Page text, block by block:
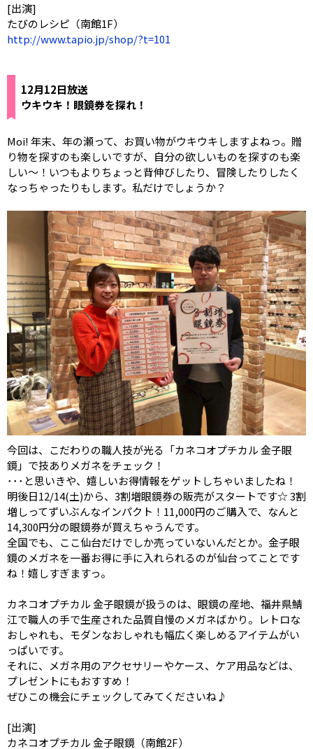
[出演]
たびのレシピ（南館1F）
http://www.tapio.jp/shop/?t=101
12月12日放送
ウキウキ！眼鏡券を探れ！
Moi! 年末、年の瀬って、お買い物がウキウキしますよねっ。贈
り物を探すのも楽しいですが、自分の欲しいものを探すのも楽
しい～！いつもよりちょっと背伸びしたり、冒険したりしたく
なっちゃったりもします。私だけでしょうか？
今回は、こだわりの職人技が光る「カネコオプチカル 金子眼
鏡」で技ありメガネをチェック！
･･･と思いきや、嬉しいお得情報をゲットしちゃいましたね！
明後日12/14(土)から、3割増眼鏡券の販売がスタートです☆ 3割
増しってずいぶんなインパクト！11,000円のご購入で、なんと
14,300円分の眼鏡券が買えちゃうんです。
全国でも、ここ仙台だけでしか売っていないんだとか。金子眼
鏡のメガネを一番お得に手に入れられるのが仙台ってことです
ね！嬉しすぎますっ。
カネコオプチカル 金子眼鏡が扱うのは、眼鏡の産地、福井県鯖
江で職人の手で生産された品質自慢のメガネばかり。レトロな
おしゃれも、モダンなおしゃれも幅広く楽しめるアイテムがい
っぱいです。
それに、メガネ用のアクセサリーやケース、ケア用品などは、
プレゼントにもおすすめ！
ぜひこの機会にチェックしてみてくださいね♪
[出演]
カネコオプチカル 金子眼鏡（南館2F）